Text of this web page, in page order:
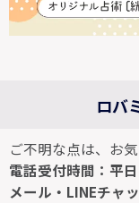
ロバ
ご不明な点は、お
電話受付時間：平
メール・LINEチャ